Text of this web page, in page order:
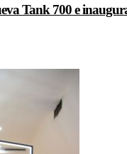
Tank 700 e